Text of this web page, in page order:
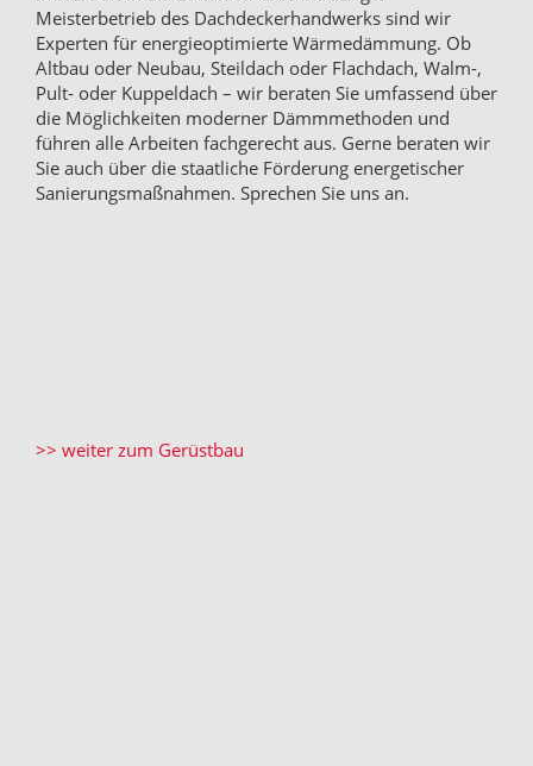
Meisterbetrieb des Dachdeckerhandwerks sind wir
Experten für energieoptimierte Wärmedämmung. Ob
Altbau oder Neubau, Steildach oder Flachdach, Walm-,
Pult- oder Kuppeldach – wir beraten Sie umfassend über
die Möglichkeiten moderner Dämmmethoden und
führen alle Arbeiten fachgerecht aus. Gerne beraten wir
Sie auch über die staatliche Förderung energetischer
Sanierungsmaßnahmen. Sprechen Sie uns an.
>> weiter zum Gerüstbau